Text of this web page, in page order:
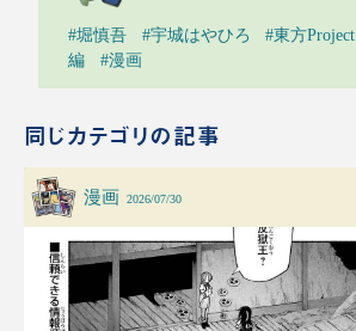
#堀慎吾 #宇城はやひろ #東方Project
編
#漫画
同じカテゴリの記事
漫画 2026/07/30